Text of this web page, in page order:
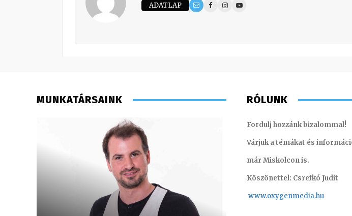
ADATLAP
MUNKATÁRSAINK RÓLUNK
Fordulj hozzánk bizalommal!
Várjuk a témákat és
már Miskolcon is.
Köszönettel: Csrefkó Judit
www.oxygenmedia.hu